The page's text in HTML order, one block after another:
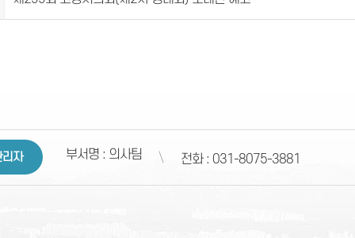
자 부서명 : 의사팀 전화 : 031-8075-3881